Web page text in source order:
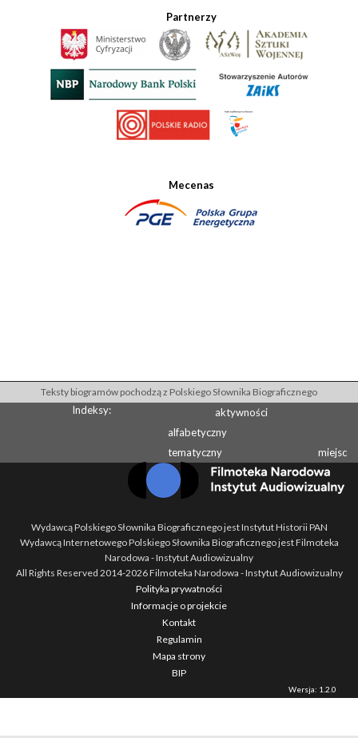
Partnerzy
Mecenas
Teksty biogramów pochodzą z Polskiego Słownika Biograficznego
Indeksy:
aktywności
alfabetyczny
tematyczny
miejsc
Wydawcą Polskiego Słownika Biograficznego jest Instytut Historii PAN
Wydawcą Internetowego Polskiego Słownika Biograficznego jest Filmoteka
Narodowa - Instytut Audiowizualny
All Rights Reserved 2014-2026Filmoteka Narodowa - Instytut Audiowizualny
Polityka prywatności
Informacje o projekcie
Kontakt
Regulamin
Mapa strony
BIP
Wersja: 1.2.0